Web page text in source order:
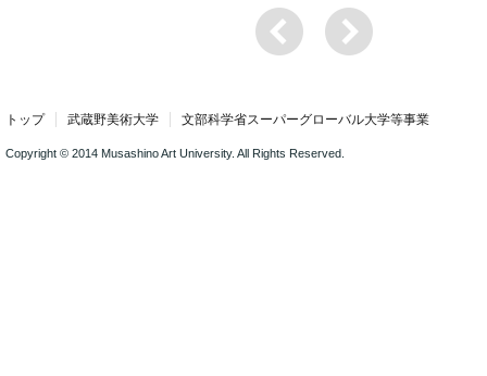
トップ 武蔵野美術大学 文部科学省スーパーグローバル大学等事業
Copyright © 2014 Musashino Art University. All Rights Reserved.